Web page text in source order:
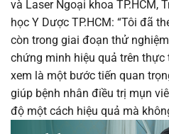
và Laser Ngoại khoa TP.HCM,
học Y Dược TP.HCM: “Tôi đã
còn trong giai đoạn thử
chứng minh hiệu quả trên thực
xem là một bước tiến quan
giúp bệnh nhân điều trị mụn
độ một cách hiệu quả mà